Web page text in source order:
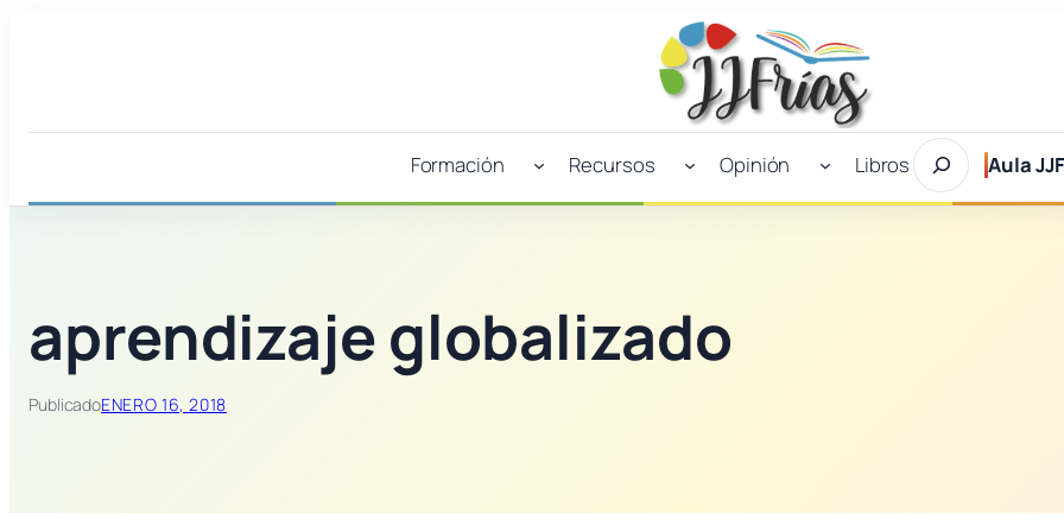
Formación Recursos Opinión Libros
Buscar
en
JJFrías
Aula
aprendizaje globalizado
PublicadoENERO 16, 2018